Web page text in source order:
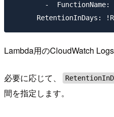
-  FunctionName:
Lambda用のCloudWatch
必要に応じて、
間を指定します。